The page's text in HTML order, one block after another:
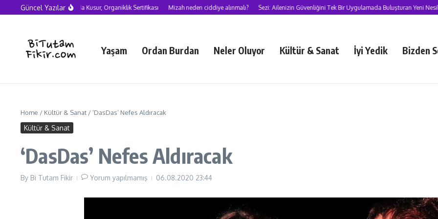
Skip to content
Güncel Yazılar
Yapay Zekâ Çağında Kusur, Organiklik Sertifikası Mizah neden ciddiye alınmalı? Sezi: Ailenizin Güvenliğini Tek Bir Uygulamada Buluşturan Yeni Nesil Süper
Yaşam Ordan Burdan Neler Oluyor Kültür & Sanat İyi Yedik Bizden
Home / Kültür & Sanat / ‘DasDas’ Nefes Aldıracak
Kültür & Sanat
‘DasDas’ Nefes Aldıracak
By Bi Tutam Fikir Yorum yapılmamış 06.08.2020 23:44